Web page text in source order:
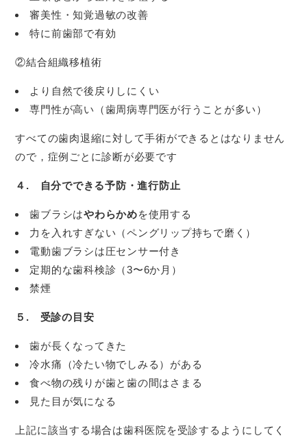
審美性・知覚過敏の改善
特に前歯部で有効
②結合組織移植術
より自然で後戻りしにくい
専門性が高い（歯周病専門医が行うことが多い）
すべての歯肉退縮に対して手術ができるとはなりません
ので，症例ごとに診断が必要です
４. 自分でできる予防・進行防止
歯ブラシはやわらかめを使用する
力を入れすぎない（ペングリップ持ちで磨く）
電動歯ブラシは圧センサー付き
定期的な歯科検診（3〜6か月）
禁煙
５. 受診の目安
歯が長くなってきた
冷水痛（冷たい物でしみる）がある
食べ物の残りが歯と歯の間はさまる
見た目が気になる
上記に該当する場合は歯科医院を受診するようにしてく